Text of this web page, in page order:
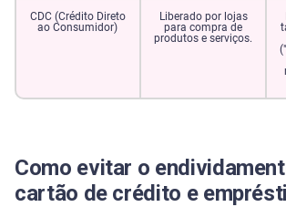
CDC (Crédito Direto
ao Consumidor)
Liberado por lojas
para compra de
produtos e serviços.
Como evitar o
cartão de crédito e